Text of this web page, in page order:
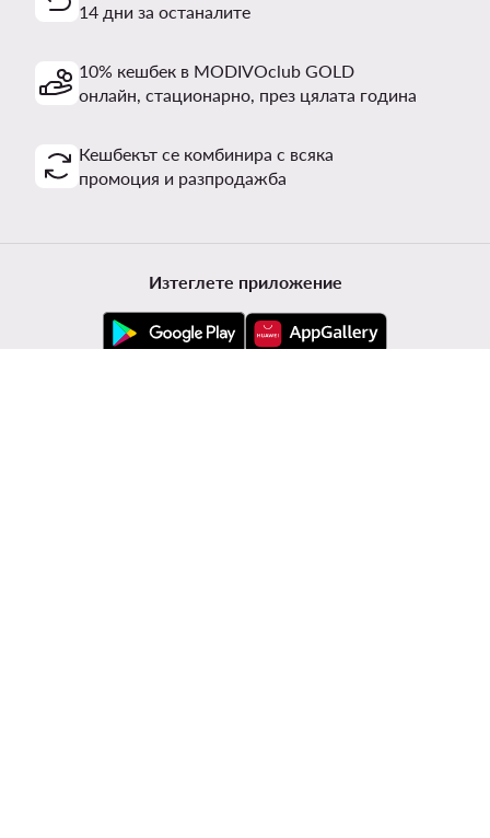
14 дни за останалите
10% кешбек в MODIVOclub GOLD
онлайн, стационарно, през цялата година
Кешбекът се комбинира с всяка
промоция и разпродажба
Изтеглете приложение